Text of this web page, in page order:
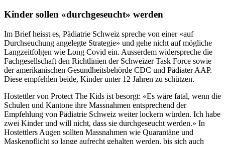
Kinder sollen «durchgeseucht» werden
Im Brief heisst es, Pädiatrie Schweiz spreche von einer «auf
Durchseuchung angelegte Strategie» und gehe nicht auf mögliche
Langzeitfolgen wie Long Covid ein. Ausserdem widerspreche die
Fachgesellschaft den Richtlinien der Schweizer Task Force sowie
der amerikanischen Gesundheitsbehörde CDC und Pädiater AAP.
Diese empfehlen beide, Kinder unter 12 Jahren zu schützen.
Hostettler von Protect The Kids ist besorgt: «Es wäre fatal, wenn die
Schulen und Kantone ihre Massnahmen entsprechend der
Empfehlung von Pädiatrie Schweiz weiter lockern würden. Ich habe
zwei Kinder und will nicht, dass sie durchgeseucht werden.» In
Hostettlers Augen sollten Massnahmen wie Quarantäne und
Maskenpflicht so lange aufrecht gehalten werden, bis sich auch